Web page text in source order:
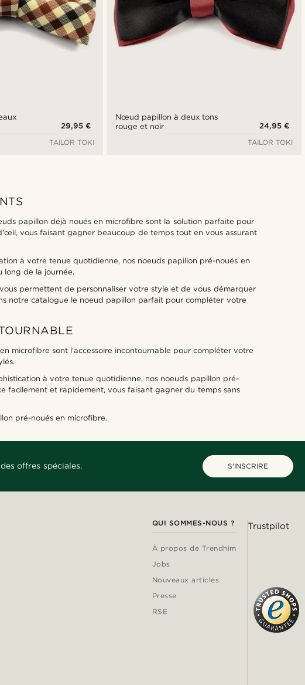
29,95 €
TAILOR TOKI
Nœud papillon à deux tons
rouge et noir
24,95 €
TAILOR TOKI
papillon déjà noués en microfibre sont la solution parfaite pour
vous faisant gagner beaucoup de temps tout en vous assurant
à votre tenue quotidienne, nos noeuds papillon pré-noués en
long de la journée.
permettent de personnaliser votre style et de vous démarquer
notre catalogue le noeud papillon parfait pour compléter votre
microfibre sont l'accessoire incontournable pour compléter votre
à votre tenue quotidienne, nos noeuds papillon pré-
facilement et rapidement, vous faisant gagner du temps sans
pré-noués en microfibre.
offres spéciales. S'INSCRIRE
QUI SOMMES-NOUS ?
À propos de Trendhim
Jobs
Nouveaux articles
Presse
RSE
Trustpilot